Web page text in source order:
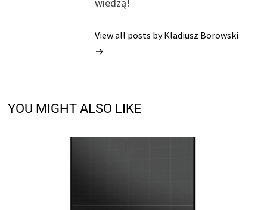
View all posts by Kladiusz Borowski
→
YOU MIGHT ALSO LIKE